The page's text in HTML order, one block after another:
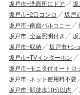
坂戸市+洗面所にドア
坂
坂戸市+2口コンロ
坂戸
坂戸市+南面バルコニー
坂戸市+全室照明付き
坂
坂戸市+収納
坂戸市+シ
坂戸市+TVインターホン
坂戸市+モニタ付オートロ
坂戸市+ネット使用料不要
坂戸市+駅徒歩10分以内